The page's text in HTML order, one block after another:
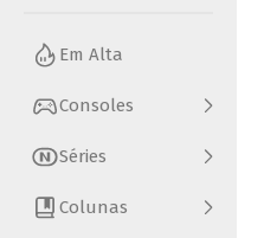
Em Alta
Consoles
Séries
Colunas